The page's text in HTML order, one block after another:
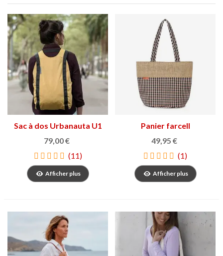
Sac à dos Urbanauta U1
79,00 €
(11)
Afficher plus
Panier farcell
49,95 €
(1)
Afficher plus